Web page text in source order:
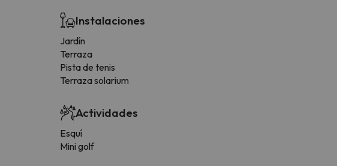
Instalaciones
Jardín
Terraza
Pista de tenis
Terraza solarium
Actividades
Esquí
Mini golf